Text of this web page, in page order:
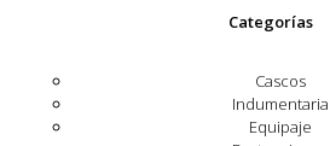
Categorías
Cascos
Indumentaria
Equipaje